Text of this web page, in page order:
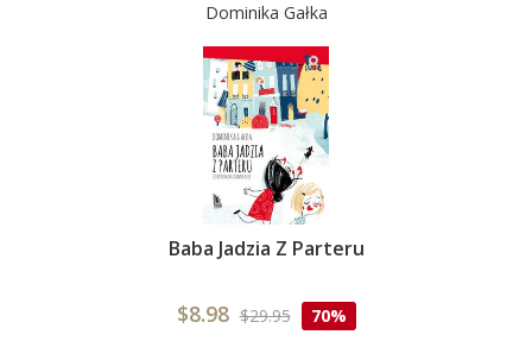
Dominika Gałka
Baba Jadzia Z Parteru
$8.98 $29.95 70%